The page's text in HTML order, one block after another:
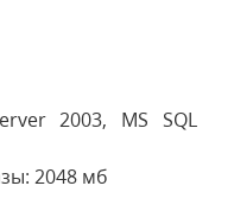
2003, MS SQL
2048 мб